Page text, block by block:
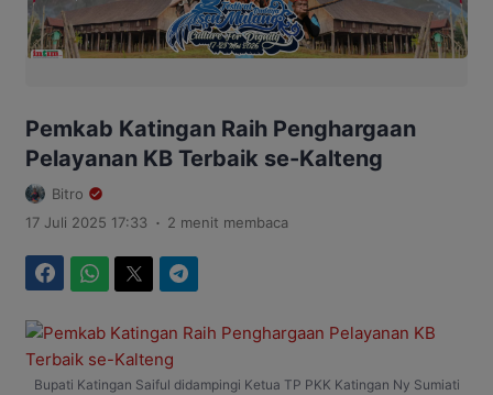
Pemkab Katingan Raih Penghargaan
Pelayanan KB Terbaik se-Kalteng
Bitro
17 Juli 2025 17:33 . 2 menit membaca
Bupati Katingan Saiful didampingi Ketua TP PKK Katingan Ny Sumiati